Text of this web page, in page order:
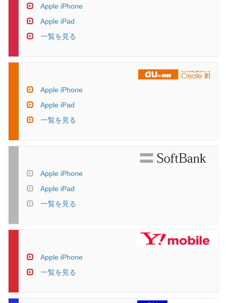
Apple iPhone
Apple iPad
一覧を見る
Apple iPhone
Apple iPad
一覧を見る
Apple iPhone
Apple iPad
一覧を見る
Apple iPhone
一覧を見る